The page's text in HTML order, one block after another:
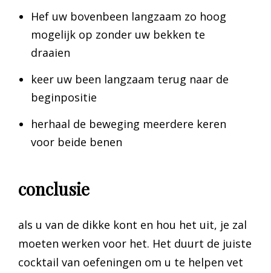
Hef uw bovenbeen langzaam zo hoog
mogelijk op zonder uw bekken te
draaien
keer uw been langzaam terug naar de
beginpositie
herhaal de beweging meerdere keren
voor beide benen
conclusie
als u van de dikke kont en hou het uit, je zal
moeten werken voor het. Het duurt de juiste
cocktail van oefeningen om u te helpen vet